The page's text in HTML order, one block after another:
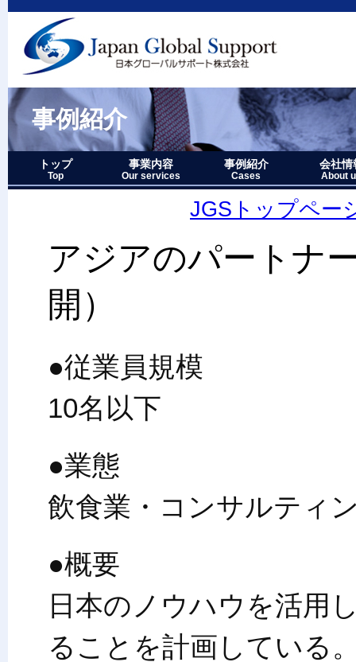
事例紹介
トップ
Top
事業内容
Our services
事業内容－三つの柱
1.グローバルサポート
2.人財育成サポート
3.マーケティングサポート
事例紹介
Cases
事例紹介－全件表示
アジア・オセアニア地域
北中南米地域
ヨーロッパ地域
中近東・アフリカ地域
その他複合地域
会社情
About
会社情報
アクセス
沿革
企業理念
代表者略歴
経営七か条
当社のロ
JGSトップペー
アジアのパートナ
開）
●従業員規模
10名以下
●業態
飲食業・コンサルティ
●概要
日本のノウハウを活用
ることを計画している